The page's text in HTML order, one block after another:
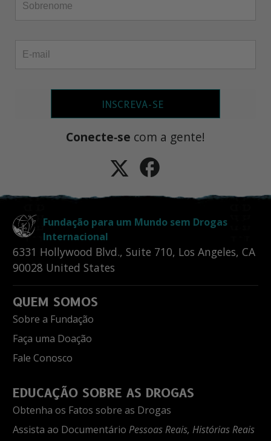
INSCREVA-SE
Conecte‑se com a gente!
Fundação para um Mundo sem Drogas
Internacional
6331 Hollywood Blvd., Suite 710, Los Angeles, CA
90028 United States
QUEM SOMOS
Sobre a Fundação
Faça uma Doação
Fale Conosco
EDUCAÇÃO SOBRE AS DROGAS
Obtenha os Fatos sobre as Drogas
Assista ao Documentário Pessoas Reais, Histórias Reais